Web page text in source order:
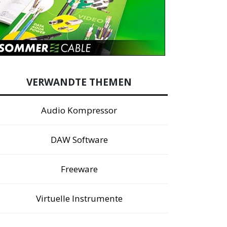
VERWANDTE THEMEN
Audio Kompressor
DAW Software
Freeware
Virtuelle Instrumente